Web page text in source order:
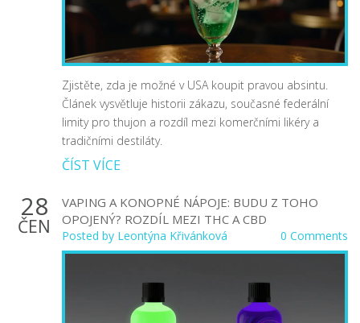
Zjistěte, zda je možné v USA koupit pravou absintu.
Článek vysvětluje historii zákazu, současné federální
limity pro thujon a rozdíl mezi komerčními likéry a
tradičními destiláty.
ČÍST VÍCE
28
ČEN
VAPING A KONOPNÉ NÁPOJE: BUDU Z TOHO
OPOJENÝ? ROZDÍL MEZI THC A CBD
Posted by Leontýna Křivánková 0 Comments